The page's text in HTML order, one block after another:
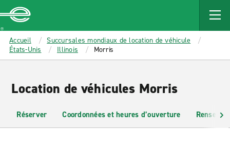
MAIN
CONTENT
Enterprise
Accueil
Succursales mondiaux de location de véhicule
États-Unis
Illinois Morris
Location de véhicules Morris
Réserver Coordonnées et heures d’ouverture